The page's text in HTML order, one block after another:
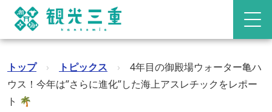
トップ › トピックス ›
4年目の御殿場ウォーター亀ハ
ウス！今年は”さらに進化”した海上アスレチックをレポー
ト 🌴